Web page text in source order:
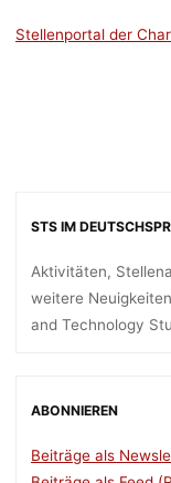
Stellenportal der
STS IM
Aktivitäten,
weitere
and Technology
ABONNIEREN
Beiträge als